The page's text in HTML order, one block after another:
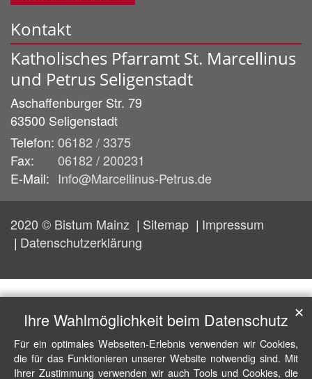
Kontakt
Katholisches Pfarramt St. Marcellinus
und Petrus Seligenstadt
Aschaffenburger Str. 79
63500 Seligenstadt
Telefon: 06182 / 3375
Fax:
06182 / 200231
E-Mail: Info@Marcellinus-Petrus.de
2020 © Bistum Mainz Sitemap
Impressum
Datenschutzerklärung
Ihre Wahlmöglichkeit beim Datenschutz
Für ein optimales Webseiten-Erlebnis verwenden wir Cookies,
die für das Funktionieren unserer Website notwendig sind. Mit
Ihrer Zustimmung verwenden wir auch Tools und Cookies, die
✕